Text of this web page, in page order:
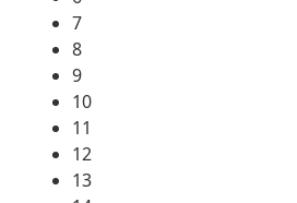
7
8
9
10
11
12
13